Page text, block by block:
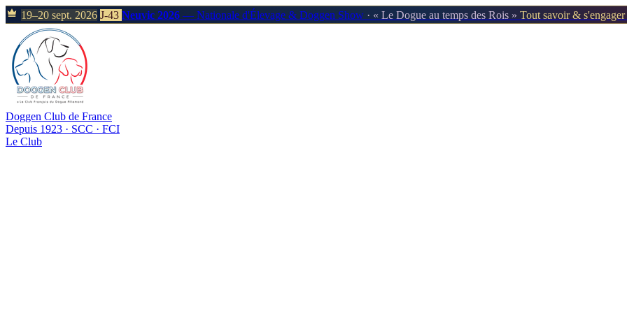
19–20 sept. 2026 J-43 Neuvic 2026 — Nationale d'Élevage & Doggen Show · « Le Dogue au temps des Rois » Tout savoir &
Doggen Club de France
Depuis 1923 · SCC · FCI
Le Club